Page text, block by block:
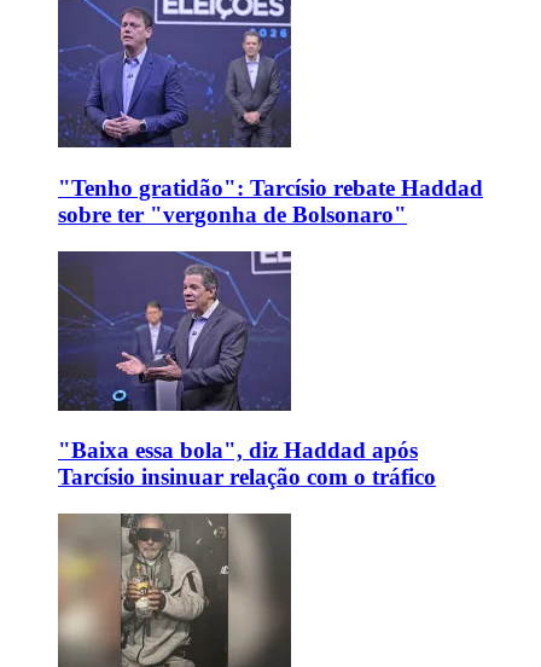
"Tenho gratidão": Tarcísio rebate Haddad
sobre ter "vergonha de Bolsonaro"
"Baixa essa bola", diz Haddad após
Tarcísio insinuar relação com o tráfico